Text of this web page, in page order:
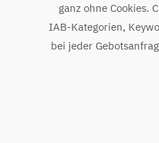
ganz ohne Cookies.
IAB-Kategorien,
bei jeder